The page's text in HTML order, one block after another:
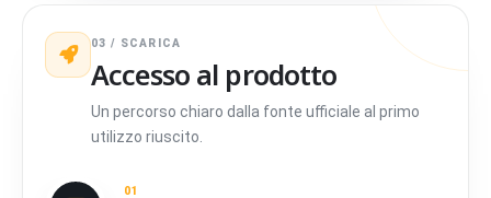
03 / SCARICA
Accesso al prodotto
Un percorso chiaro dalla fonte ufficiale al primo
utilizzo riuscito.
01